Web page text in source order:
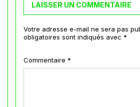
LAISSER UN COMMENTAIRE
Votre adresse e-mail ne sera pas
obligatoires sont indiqués avec *
Commentaire *